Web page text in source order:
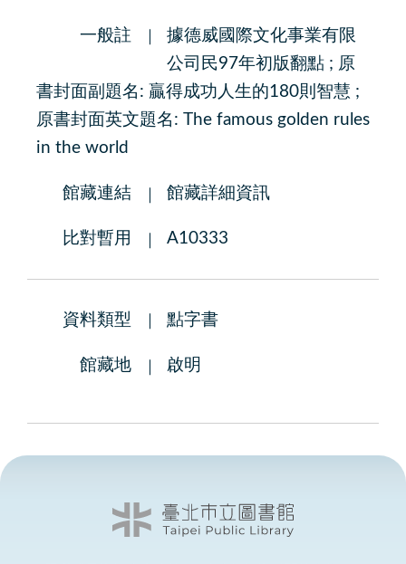
一般註
據德威國際文化事業有限
公司民97年初版翻點 ; 原
書封面副題名: 贏得成功人生的180則智慧 ;
原書封面英文題名: The famous golden rules
in the world
館藏連結 館藏詳細資訊
比對暫用 A10333
資料類型 點字書
館藏地 啟明